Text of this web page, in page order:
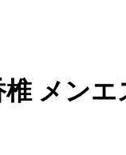
メンエ